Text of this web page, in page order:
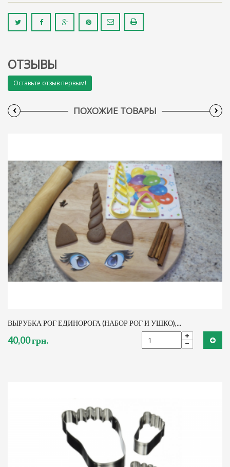
ОТЗЫВЫ
Оставьте отзыв первым!
ПОХОЖИЕ ТОВАРЫ
‹ ›
ВЫРУБКА РОГ ЕДИНОРОГА (НАБОР РОГ И УШКО),...
40,00 грн.